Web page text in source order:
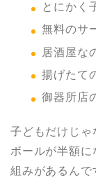
とにかく
無料のサ
居酒屋な
揚げたて
御器所店
子どもだけじゃ
ボールが半額
組みがあるんで